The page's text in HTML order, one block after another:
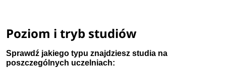
Poziom i tryb studiów
Sprawdź jakiego typu znajdziesz studia na
poszczególnych uczelniach: